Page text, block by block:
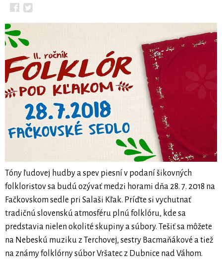
Tóny ľudovej hudby a spev piesní v podaní šikovných
folkloristov sa budú ozývať medzi horami dňa 28. 7. 2018 na
Fačkovskom sedle pri Salaši Kľak. Príďte si vychutnať
tradičnú slovenskú atmosféru plnú folklóru, kde sa
predstavia nielen okolité skupiny a súbory. Tešiť sa môžete
na Nebeskú muziku z Terchovej, sestry Bacmaňákové a tiež
na známy folklórny súbor Vršatec z Dubnice nad Váhom.